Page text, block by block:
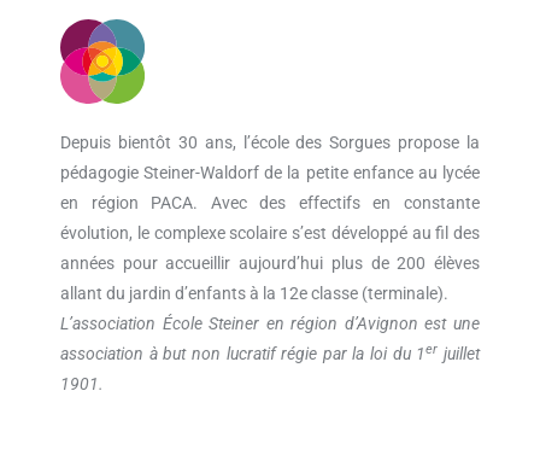
Depuis bientôt 30 ans, l’école des Sorgues propose la
pédagogie Steiner-Waldorf de la petite enfance au lycée
en région PACA. Avec des effectifs en constante
évolution, le complexe scolaire s’est développé au fil des
années pour accueillir aujourd’hui plus de 200 élèves
allant du jardin d’enfants à la 12e classe (terminale).
L’association École Steiner en région d’Avignon est une
association à but non lucratif régie par la loi du 1er juillet
1901.